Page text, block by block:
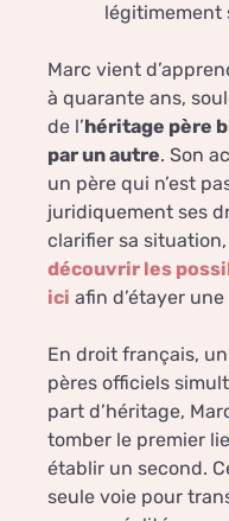
légitimement
Marc vient
à quarante ans,
de l’héritage père
par un autre. Son
un père qui n’est
juridiquement ses
clarifier sa
découvrir les
ici afin d’étayer
En droit français,
pères officiels
part d’héritage,
tomber le premier
établir un second.
seule voie pour